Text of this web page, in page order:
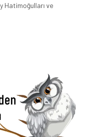
Hatimoğulları ve